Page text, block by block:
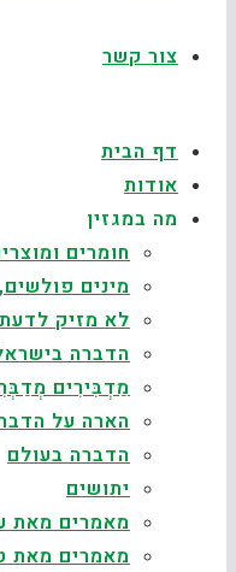
צור קשר
דף הבית
אודות
מה במגזין
חומרים
מינים
לא מזיק לדעת
הדברה
מַדְבִּירִים
הארה על
הדברה בעולם
יתושים
מאמרים מאת
מאמרים מאת